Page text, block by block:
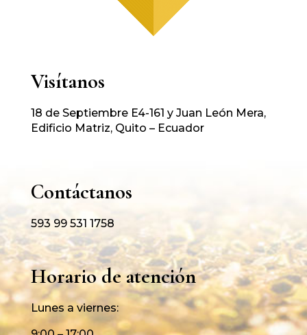
Visítanos
18 de Septiembre E4-161 y Juan León Mera,
Edificio Matriz, Quito – Ecuador
Contáctanos
593 99 531 1758
Horario de atención
Lunes a viernes: